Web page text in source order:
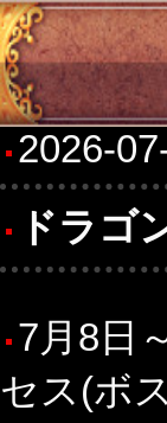
2026-
ドラゴ
7月8日
セス(ボ